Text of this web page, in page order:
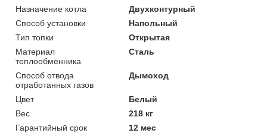
Назначение котла
Двухконтурный
Способ установки
Напольный
Тип топки
Открытая
Материал
теплообменника
Сталь
Способ отвода
отработанных газов
Дымоход
Цвет
Белый
Вес
218 кг
Гарантийный срок
12 мес